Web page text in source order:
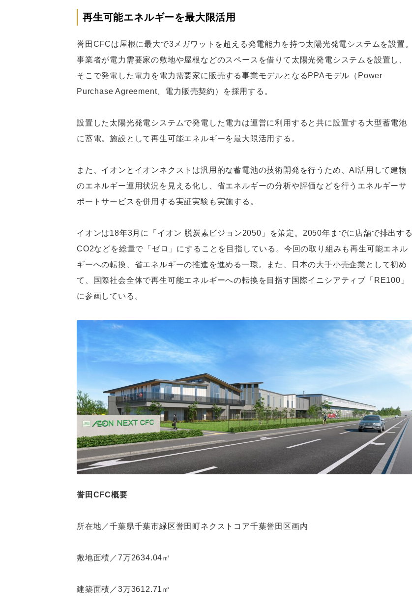
再生可能エネルギーを最大限活用
誉田CFCは屋根に最大で3メガワットを超える発電能力を持つ太陽光発電システムを設置。
事業者が電力需要家の敷地や屋根などのスペースを借りて太陽光発電システムを設置し、
そこで発電した電力を電力需要家に販売する事業モデルとなるPPAモデル（Power
Purchase Agreement、電力販売契約）を採用する。
設置した太陽光発電システムで発電した電力は運営に利用すると共に設置する大型蓄電池
に蓄電。施設として再生可能エネルギーを最大限活用する。
また、イオンとイオンネクストは汎用的な蓄電池の技術開発を行うため、AI活用して建物
のエネルギー運用状況を見える化し、省エネルギーの分析や評価などを行うエネルギーサ
ポートサービスを併用する実証実験も実施する。
イオンは18年3月に「イオン 脱炭素ビジョン2050」を策定。2050年までに店舗で排出する
CO2などを総量で「ゼロ」にすることを目指している。今回の取り組みも再生可能エネル
ギーへの転換、省エネルギーの推進を進める一環。また、日本の大手小売企業として初め
て、国際社会全体で再生可能エネルギーへの転換を目指す国際イニシアティブ「RE100」
に参画している。
誉田CFC概要
所在地／千葉県千葉市緑区誉田町ネクストコア千葉誉田区画内
敷地面積／7万2634.04㎡
建築面積／3万3612.71㎡